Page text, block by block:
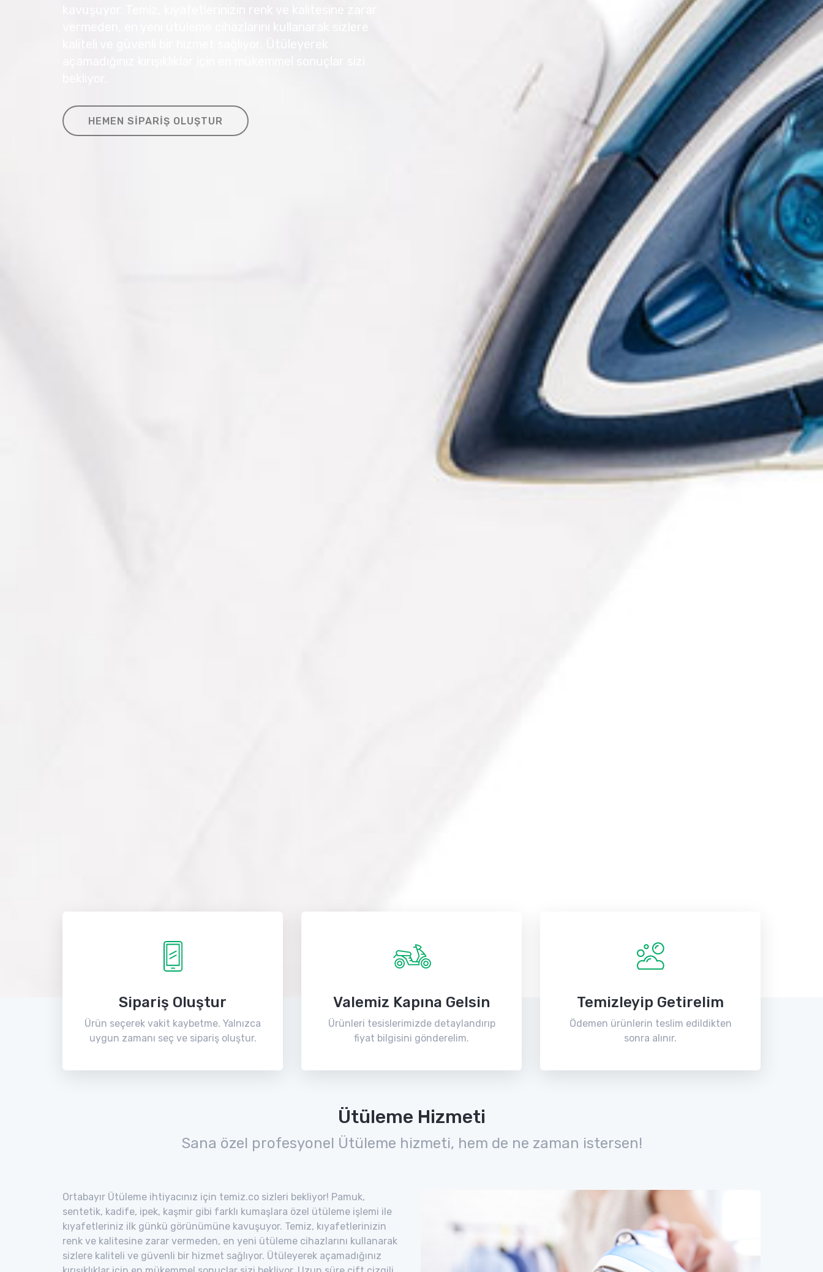
HEMEN SIPARIŞ OLUŞTUR
Sipariş Oluştur
Ürün seçerek vakit kaybetme. Yalnızca
uygun zamanı seç ve sipariş oluştur.
Valemiz Kapına Gelsin
Ürünleri tesislerimizde detaylandırıp
fiyat bilgisini gönderelim.
Temizleyip Getirelim
Ödemen ürünlerin teslim edildikten
sonra alınır.
Ütüleme Hizmeti
Sana özel profesyonel Ütüleme hizmeti, hem de ne zaman istersen!
Ortabayır Ütüleme ihtiyacınız için temiz.co sizleri bekliyor! Pamuk,
sentetik, kadife, ipek, kaşmir gibi farklı kumaşlara özel ütüleme işlemi ile
kıyafetleriniz ilk günkü görünümüne kavuşuyor. Temiz, kıyafetlerinizin
renk ve kalitesine zarar vermeden, en yeni ütüleme cihazlarını kullanarak
sizlere kaliteli ve güvenli bir hizmet sağlıyor. Ütüleyerek açamadığınız